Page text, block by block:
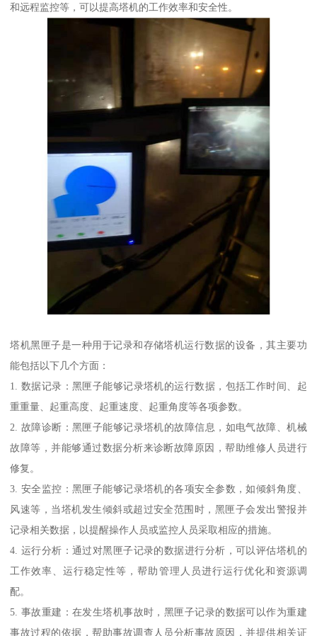
和远程监控等，可以提高塔机的工作效率和安全性。
塔机黑匣子是一种用于记录和存储塔机运行数据的设备，其主要功
能包括以下几个方面：
1. 数据记录：黑匣子能够记录塔机的运行数据，包括工作时间、起
重重量、起重高度、起重速度、起重角度等各项参数。
2. 故障诊断：黑匣子能够记录塔机的故障信息，如电气故障、机械
故障等，并能够通过数据分析来诊断故障原因，帮助维修人员进行
修复。
3. 安全监控：黑匣子能够记录塔机的各项安全参数，如倾斜角度、
风速等，当塔机发生倾斜或超过安全范围时，黑匣子会发出警报并
记录相关数据，以提醒操作人员或监控人员采取相应的措施。
4. 运行分析：通过对黑匣子记录的数据进行分析，可以评估塔机的
工作效率、运行稳定性等，帮助管理人员进行运行优化和资源调
配。
5. 事故重建：在发生塔机事故时，黑匣子记录的数据可以作为重建
事故过程的依据，帮助事故调查人员分析事故原因，并提供相关证